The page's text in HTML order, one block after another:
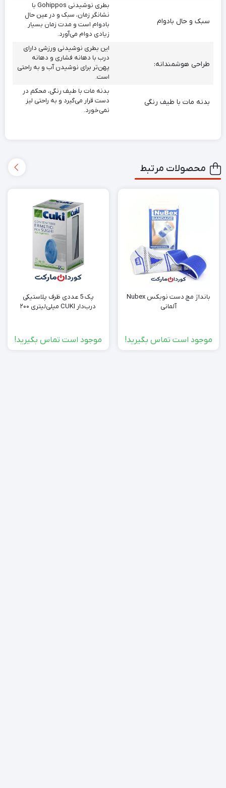
سبک و حال بادوام
بطری نوشیدنی Gohippos با
نشانگر زمان، سبک و در عین حال
بادوام است و مدت زمان بسیار
زیادی دوام می‌آورد.
طراحی هوشمندانه:
این بطری نوشیدنی ورزشی دارای
درب با دهانه فشاری و دهانه
پهن‌تر برای نوشیدن آب و به راحتی
است.
بدنه مات با طیف رنگی
بدنه مات با طیف رنگی، محکم در
دست قرار می‌گیرد و به راحتی لیز
نمی‌خورد.
محصولات مرتبط
بانداژ مچ دست نوبکس Nubex
آلمانی
موجود است تماس بگیرید!
پک 5 عددی ظرف پلاستیکی
درب‌دار CUKI میلی‌لیتری ۲۰۰
موجود است تماس بگیرید!